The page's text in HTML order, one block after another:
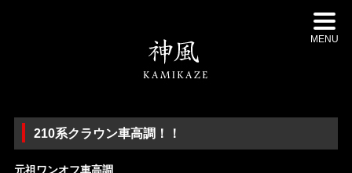
MENU
210系クラウン車高調！！
元祖ワンオフ車高調